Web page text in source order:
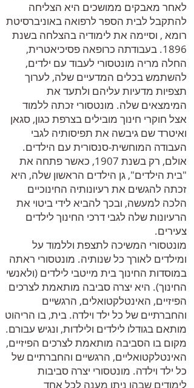
לאחר מאבקים ממושכים היא הצליחה
להתקבל לבית הספר לרפואה באוניברסיטת
רומא , וסיימה את לימודיה בהצלחה בשנת
1896. בעבודתה כרופאה פסיכיאטרית,
החלה מריה מונטסורי לעבוד עם ילדים,
להשתמש בכלים המדעיים שלה, לערוך
תצפיות מדעיות עליהם ולתעד את
המימצאים שלה. מונטסורי זכתה ללמוד
אצל חוקרי חינוך מובילים בצרפת כגון, סגאן
ואיטרד שם גיבשה את תפיסותיה לגבי
העבודה המוחשית-סנסורית עם הילדים.
אולם, רק בשנת 1907, כאשר פתחה את
"בית הילדים", גן הילדים הראשון שלה, היא
זכתה להגשים את רעיונותיה החינוכיים
הלכה למעשה, ובכך להביא לידי ביטוי את
הרעיונות שלה לגבי דרכי החינוך לילדים
צעירים.
מונטסורי המשיכה לתצפת וללמוד על
ומילדים לאורך כל שנותיה. מונטסורי ראתה
במוסדות החינוך בית מייטבי לילדים (ולאנשי
החינוך). היא יצרה סביבה מותאמת לצרכים
הפיזיים, האינטלקטואלים, הרגשיים
והחברתיים של כל ילד וילדה. בית, בו הריהוט
מותאם בגודלו לילדים ולילדות, ונגיש עבורם.
מקום בו הסביבה מותאמת לצרכים הפיזיים,
האינטלקטואליים, הרגשיים והחברתיים של
כל ילד וילדה. מונטסורי יצרה סביבות
לימודים שבהן ניתן מענה לכל אחד